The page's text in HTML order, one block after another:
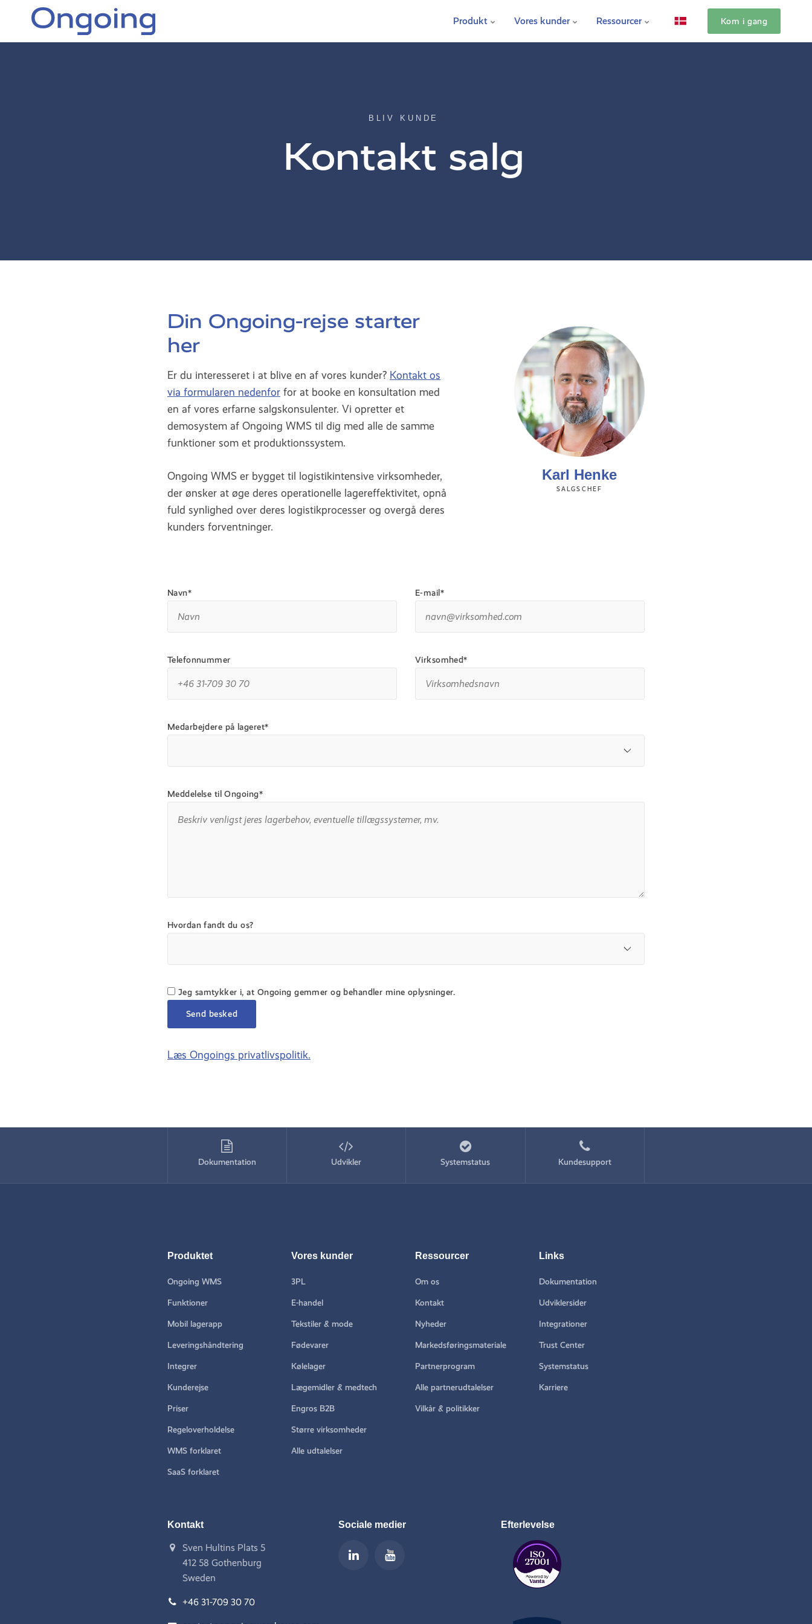
Produkt Vores kunder Ressourcer Kom i gang
BLIV KUNDE
Kontakt salg
Din Ongoing-rejse starter
her
Er du interesseret i at blive en af vores kunder? Kontakt os
via formularen nedenfor for at booke en konsultation med
en af vores erfarne salgskonsulenter. Vi opretter et
demosystem af Ongoing WMS til dig med alle de samme
funktioner som et produktionssystem.
Ongoing WMS er bygget til logistikintensive virksomheder,
der ønsker at øge deres operationelle lagereffektivitet, opnå
fuld synlighed over deres logistikprocesser og overgå deres
kunders forventninger.
Karl Henke
SALGSCHEF
Navn*
Telefonnummer
E-mail*
Virksomhed*
Medarbejdere på lageret*
Meddelelse til Ongoing*
Hvordan fandt du os?
Jeg samtykker i, at Ongoing gemmer og behandler mine oplysninger.
Læs Ongoings privatlivspolitik.
Dokumentation Udvikler Systemstatus Kundesupport
Produktet
Ongoing WMS
Funktioner
Mobil lagerapp
Leveringshåndtering
Integrer
Kunderejse
Priser
Regeloverholdelse
WMS forklaret
SaaS forklaret
Vores kunder
3PL
E-handel
Tekstiler & mode
Fødevarer
Kølelager
Lægemidler & medtech
Engros B2B
Større virksomheder
Alle udtalelser
Ressourcer
Om os
Kontakt
Nyheder
Markedsføringsmateriale
Partnerprogram
Alle partnerudtalelser
Vilkår & politikker
Links
Dokumentation
Udviklersider
Integrationer
Trust Center
Systemstatus
Karriere
Kontakt
Sven Hultins Plats 5
412 58 Gothenburg
Sweden
+46 31-709 30 70
Sociale medier Efterlevelse